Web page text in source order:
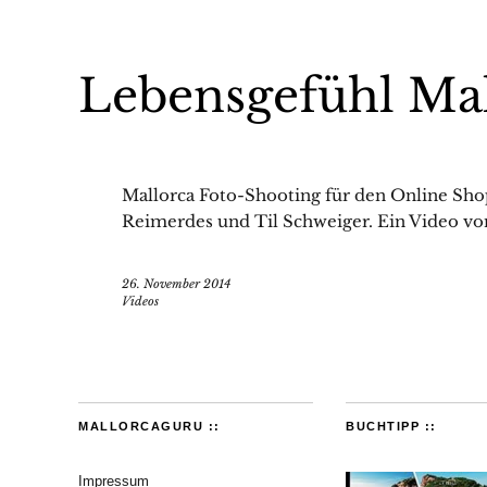
Lebensgefühl
Mallorca Foto-Shooting für den Online
Reimerdes und Til Schweiger. Ein Video
26. November 2014
Videos
MALLORCAGURU ::
Impressum
BUCHTIPP ::